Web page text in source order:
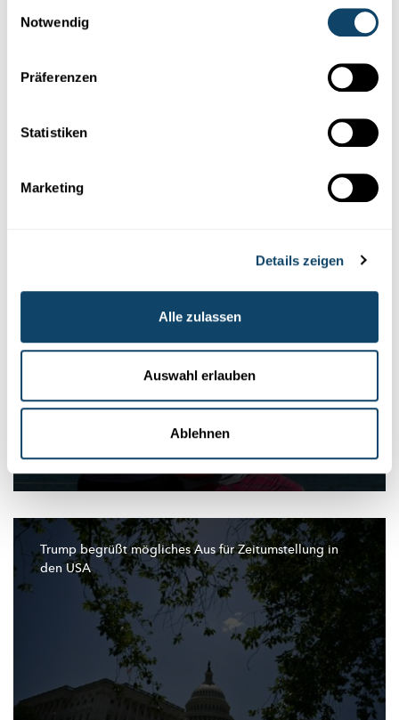
Notwendig
Präferenzen
Statistiken
Marketing
Details zeigen
Alle zulassen
Auswahl erlauben
Ablehnen
Südafrikanischer
Übergewicht könnte für mehr als zehn Prozent von
Trump begrüßt mögliches Aus fürZeitumstellungin
den USA